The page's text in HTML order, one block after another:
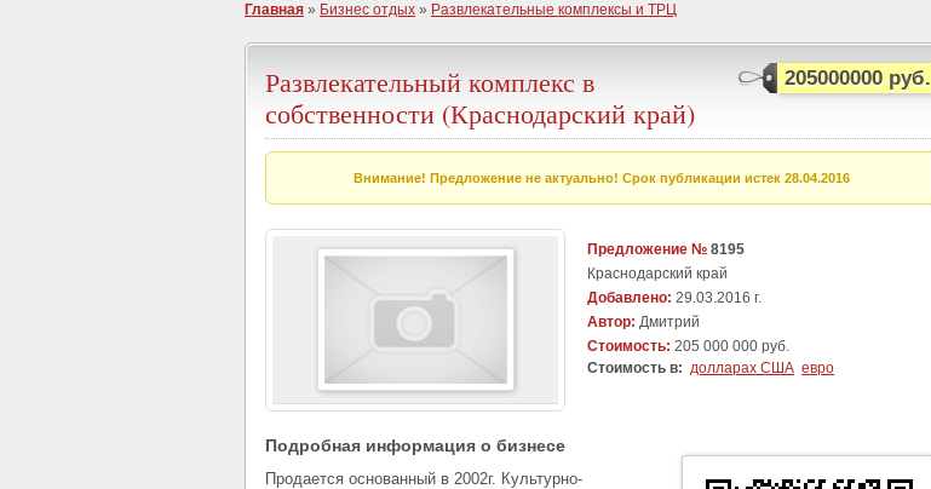
Главная » Бизнес отдых » Развлекательные комплексы и ТРЦ
205000000 руб.
Развлекательный комплекс в
собственности (Краснодарский край)
Внимание! Предложение не актуально! Срок публикации истек 28.04.2016
Предложение № 8195
Краснодарский край
Добавлено: 29.03.2016 г.
Автор: Дмитрий
Стоимость: 205 000 000 руб.
Стоимость в: долларах США евро
Подробная информация о бизнесе
Продается основанный в 2002г. Культурно-